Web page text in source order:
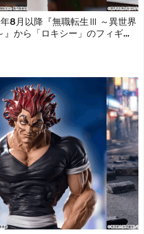
8月以降『無職転生Ⅲ ～異世界
から「ロキシー」のフィギュ